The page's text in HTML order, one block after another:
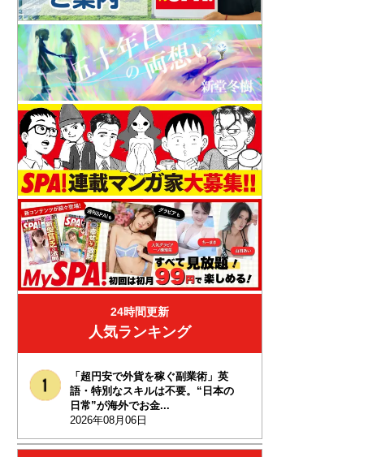
24時間更新
人気ランキング
「超円安で外貨を稼ぐ副業術」英
語・特別なスキルは不要。“日本の
日常”が海外でお金...
2026年08月06日